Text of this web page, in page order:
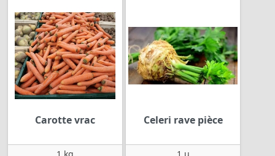
Carotte vrac Celeri rave pièce